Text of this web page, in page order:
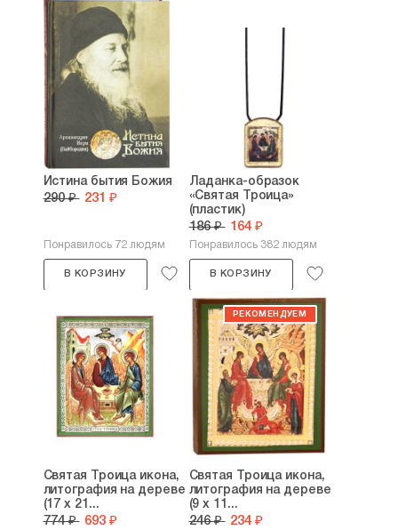
Истина бытия Божия
290 ₽ 231 ₽
Понравилось 72 людям
В КОРЗИНУ
Ладанка-образок
«Святая Троица»
(пластик)
186 ₽ 164 ₽
Понравилось 382 людям
В КОРЗИНУ
Святая Троица икона,
литография на дереве
(17 х 21...
774 ₽ 693 ₽
Святая Троица икона,
литография на дереве
(9 х 11...
246 ₽ 234 ₽